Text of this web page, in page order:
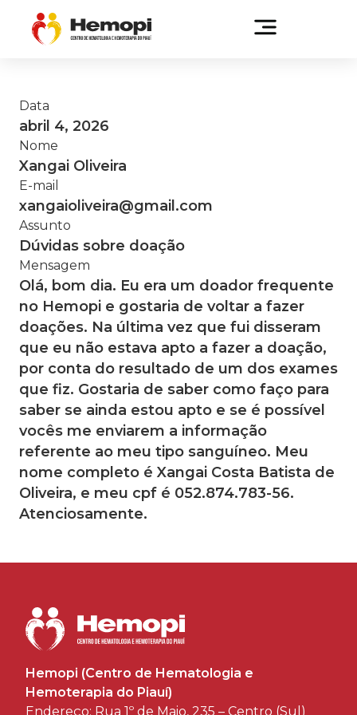
Data
abril 4, 2026
Nome
Xangai Oliveira
E-mail
xangaioliveira@gmail.com
Assunto
Dúvidas sobre doação
Mensagem
Olá, bom dia. Eu era um doador frequente
no Hemopi e gostaria de voltar a fazer
doações. Na última vez que fui disseram
que eu não estava apto a fazer a doação,
por conta do resultado de um dos exames
que fiz. Gostaria de saber como faço para
saber se ainda estou apto e se é possível
vocês me enviarem a informação
referente ao meu tipo sanguíneo. Meu
nome completo é Xangai Costa Batista de
Oliveira, e meu cpf é 052.874.783-56.
Atenciosamente.
Hemopi (Centro de Hematologia e
Hemoterapia do Piauí)
Endereço: Rua 1º de Maio, 235 – Centro (Sul)